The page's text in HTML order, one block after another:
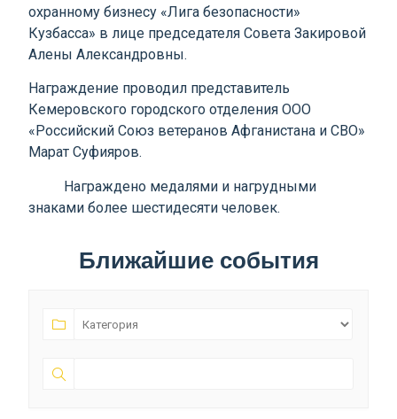
охранному бизнесу «Лига безопасности»
Кузбасса» в лице председателя Совета Закировой
Алены Александровны.
Награждение проводил представитель
Кемеровского городского отделения ООО
«Российский Союз ветеранов Афганистана и СВО»
Марат Суфияров.
Награждено медалями и нагрудными
знаками более шестидесяти человек.
Ближайшие события